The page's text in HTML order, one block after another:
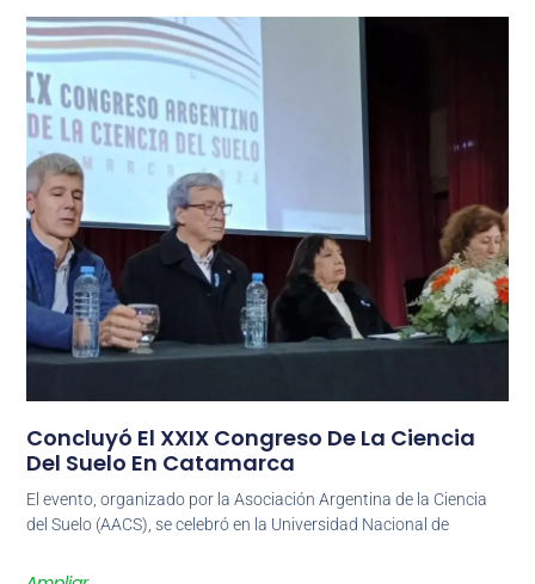
Concluyó El XXIX Congreso De La Ciencia
Del Suelo En Catamarca
El evento, organizado por la Asociación Argentina de la Ciencia
del Suelo (AACS), se celebró en la Universidad Nacional de